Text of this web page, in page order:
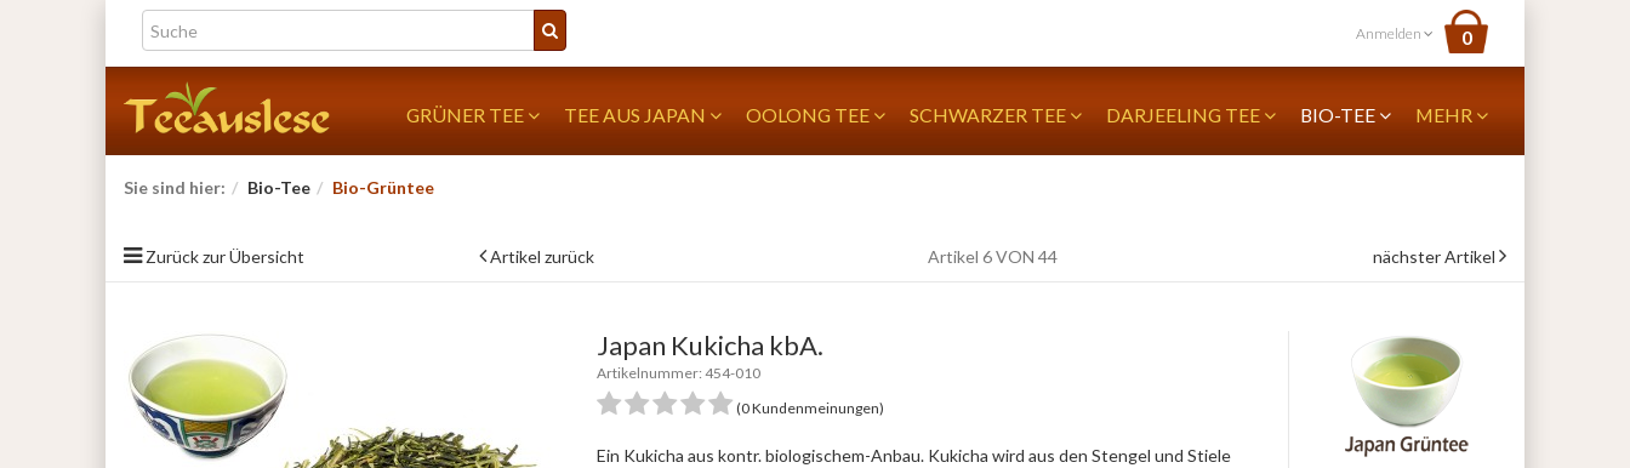
Anmelden 0
GRÜNER TEE TEE AUS JAPAN OOLONG TEE SCHWARZER TEE DARJEELING TEE BIO-TEE MEHR
Sie sind hier: Bio-Tee Bio-Grüntee
Zurück zur Übersicht Artikel zurück Artikel 6 VON 44 nächster Artikel
Japan Kukicha kbA.
Artikelnummer: 454-010
(0 Kundenmeinungen)
Ein Kukicha aus kontr. biologischem-Anbau. Kukicha wird aus den Stengel und Stiele